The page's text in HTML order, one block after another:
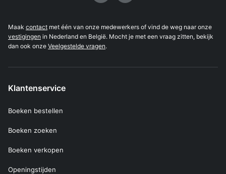
Maak contact met één van onze medewerkers of vind de weg naar onze
vestigingen in Nederland en België. Mocht je met een vraag zitten, bekijk
dan ook onze Veelgestelde vragen.
Klantenservice
Boeken bestellen
Boeken zoeken
Boeken verkopen
Openingstijden